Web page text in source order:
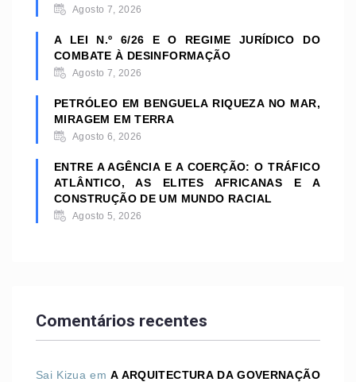
Agosto 7, 2026
A LEI N.º 6/26 E O REGIME JURÍDICO DO
COMBATE À DESINFORMAÇÃO
Agosto 7, 2026
PETRÓLEO EM BENGUELA RIQUEZA NO MAR,
MIRAGEM EM TERRA
Agosto 6, 2026
ENTRE A AGÊNCIA E A COERÇÃO: O TRÁFICO
ATLÂNTICO, AS ELITES AFRICANAS E A
CONSTRUÇÃO DE UM MUNDO RACIAL
Agosto 5, 2026
Comentários recentes
Sai Kizua emA ARQUITECTURA DA GOVERNAÇÃO